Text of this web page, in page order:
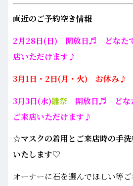
直近のご予約空き情報
2月28日(日) 開放日♬ どなた
店いただけます♪
3月1日・2日(月・火) お休み♪
3月3日(水)雛祭 開放日♬ どな
ご来店いただけます♪
☆マスクの着用とご来店時の手
いたします♡
オーナーに石を選んでほしい等ご